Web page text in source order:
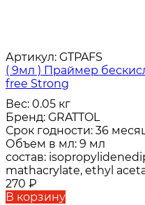
Артикул: GTPAFS
( 9мл ) Праймер
free Strong
Вес: 0.05 кг
Бренд: GRATTOL
Срок годности: 36
Объем в мл: 9 мл
состав:
mathacrylate, ethyl
270 ₽
В корзину